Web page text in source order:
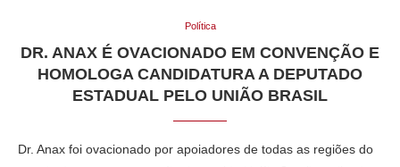
Política
DR. ANAX É OVACIONADO EM CONVENÇÃO E
HOMOLOGA CANDIDATURA A DEPUTADO
ESTADUAL PELO UNIÃO BRASIL
Dr. Anax foi ovacionado por apoiadores de todas as regiões do